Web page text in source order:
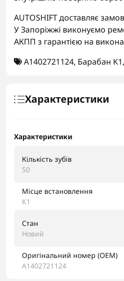
AUTOSHIFT доставляє
У Запоріжжі виконуємо
АКПП з гарантією на
A1402721124, Барабан K1,
Характеристики
Характеристики
Кількість зубів
50
Місце встановлення
K1
Стан
Новий
Оригінальний номер (OEM)
A1402721124